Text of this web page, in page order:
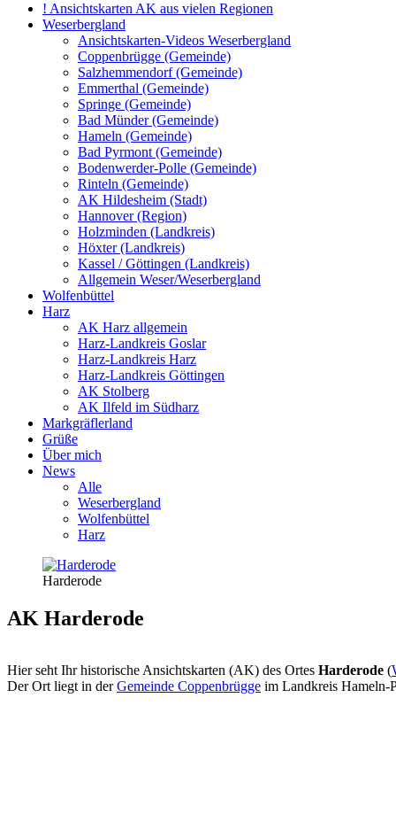
! Ansichtskarten AK aus vielen Regionen
Weserbergland
Ansichtskarten-Videos Weserbergland
Coppenbrügge (Gemeinde)
Salzhemmendorf (Gemeinde)
Emmerthal (Gemeinde)
Springe (Gemeinde)
Bad Münder (Gemeinde)
Hameln (Gemeinde)
Bad Pyrmont (Gemeinde)
Bodenwerder-Polle (Gemeinde)
Rinteln (Gemeinde)
AK Hildesheim (Stadt)
Hannover (Region)
Holzminden (Landkreis)
Höxter (Landkreis)
Kassel / Göttingen (Landkreis)
Allgemein Weser/Weserbergland
Wolfenbüttel
Harz
AK Harz allgemein
Harz-Landkreis Goslar
Harz-Landkreis Harz
Harz-Landkreis Göttingen
AK Stolberg
AK Ilfeld im Südharz
Markgräflerland
Grüße
Über mich
News
Alle
Weserbergland
Wolfenbüttel
Harz
Harderode
AK Harderode
Hier seht Ihr historische Ansichtskarten (AK) des Ortes Harderode (
Der Ort liegt in derGemeinde Coppenbrügge im Landkreis Hameln-